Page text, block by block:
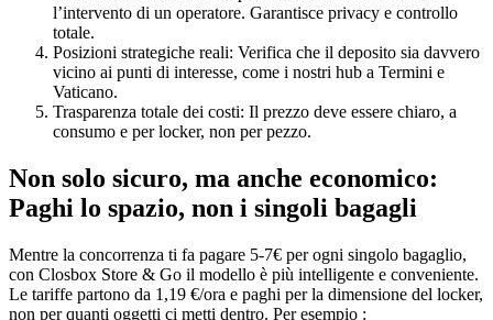
l’intervento di un operatore. Garantisce privacy e controllo
totale.
Posizioni strategiche reali: Verifica che il deposito sia davvero
vicino ai punti di interesse, come i nostri hub a Termini e
Vaticano.
Trasparenza totale dei costi: Il prezzo deve essere chiaro, a
consumo e per locker, non per pezzo.
Non solo sicuro, ma anche economico:
Paghi lo spazio, non i singoli bagagli
Mentre la concorrenza ti fa pagare 5-7€ per ogni singolo bagaglio,
con Closbox Store & Go il modello è più intelligente e conveniente.
Le tariffe partono da 1,19 €/ora e paghi per la dimensione del locker,
non per quanti oggetti ci metti dentro. Per esempio :